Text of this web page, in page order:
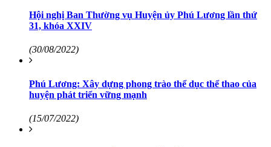
Hội nghị Ban Thường vụ Huyện ủy Phú Lương lần thứ
31, khóa XXIV
(30/08/2022)
Phú Lương: Xây dựng phong trào thể dục thể thao của
huyện phát triển vững mạnh
(15/07/2022)